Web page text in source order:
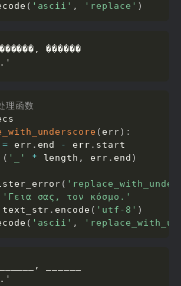
( 'ascii' , 'replace' )
������
理函数
( err) :
= err . end - err . start
( '_' * length , err . end )
(
'Γεια σας, τον κόσμο.'
text_str . encode ( 'utf-8' )
( 'ascii' ,
______